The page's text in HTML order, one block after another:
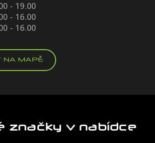
- 19.00
- 16.00
- 16.00
NA MAPĚ
značky v nabídce